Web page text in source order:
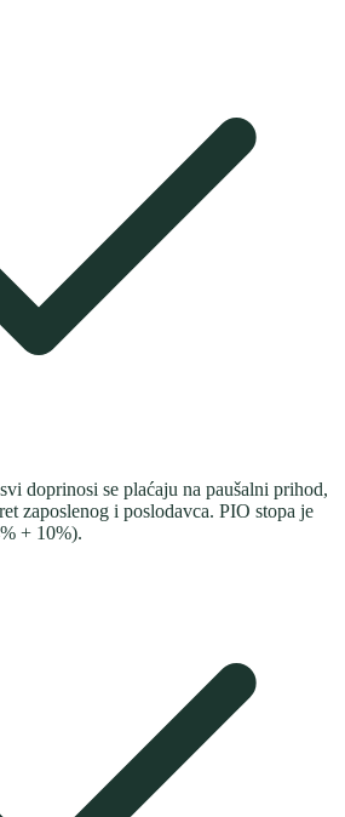
doprinosi se plaćaju na paušalni prihod,
zaposlenog i poslodavca. PIO stopa je
+ 10%).